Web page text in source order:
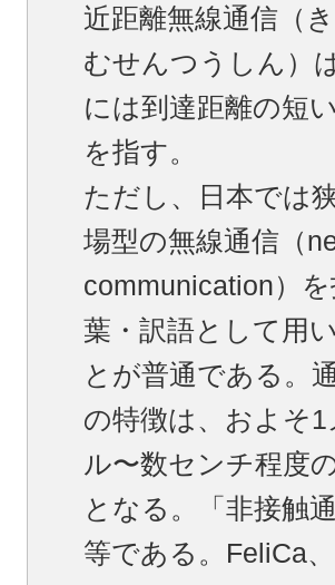
近距離無線通信（
むせんつうしん）
には到達距離の短
を指す。
ただし、日本では
場型の無線通信（
communication）
葉・訳語として用
とが普通である。
の特徴は、およそ1
ル〜数センチ程度
となる。「非接触
等である。FeliCa